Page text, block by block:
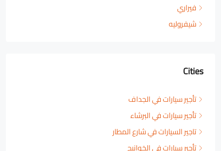
فيراري
شيفروليه
Cities
تأجير سيارات في الجداف
تأجير سيارات في البرشاء
تاجير السيارات في شارع المطار
تأجير سيارات في الخوانيج